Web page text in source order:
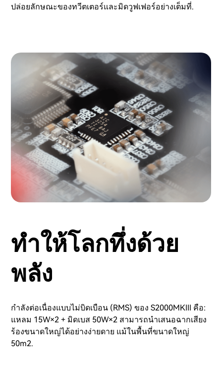
ปล่อยลักษณะของทวีตเตอร์และมิดวูฟเฟอร์อย่างเต็มที่.
ทำให้โลกทึ่งด้วย
พลัง
กำลังต่อเนื่องแบบไม่บิดเบือน (RMS) ของ S2000MKIII คือ:
แหลม 15W×2 + มิดเบส 50W×2 สามารถนำเสนอฉากเสียง
ร้องขนาดใหญ่ได้อย่างง่ายดาย แม้ในพื้นที่ขนาดใหญ่
50m2.